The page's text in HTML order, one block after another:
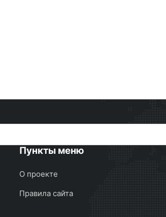
Пункты меню
О проекте
Правила сайта